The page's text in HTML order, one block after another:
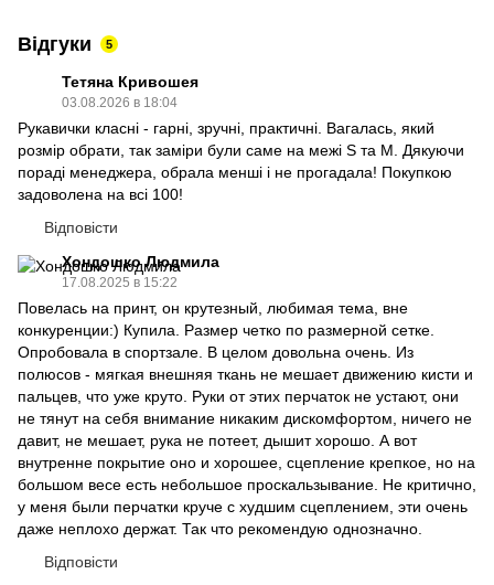
Відгуки 5
Тетяна Кривошея
03.08.2026 в 18:04
Рукавички класні - гарні, зручні, практичні. Вагалась, який
розмір обрати, так заміри були саме на межі S та М. Дякуючи
пораді менеджера, обрала менші і не прогадала! Покупкою
задоволена на всі 100!
Відповісти
Хондошко Людмила
17.08.2025 в 15:22
Повелась на принт, он крутезный, любимая тема, вне
конкуренции:) Купила. Размер четко по размерной сетке.
Опробовала в спортзале. В целом довольна очень. Из
полюсов - мягкая внешняя ткань не мешает движению кисти и
пальцев, что уже круто. Руки от этих перчаток не устают, они
не тянут на себя внимание никаким дискомфортом, ничего не
давит, не мешает, рука не потеет, дышит хорошо. А вот
внутренне покрытие оно и хорошее, сцепление крепкое, но на
большом весе есть небольшое проскальзывание. Не критично,
у меня были перчатки круче с худшим сцеплением, эти очень
даже неплохо держат. Так что рекомендую однозначно.
Відповісти